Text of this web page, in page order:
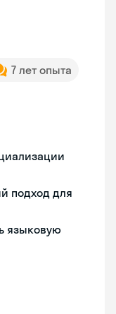
7 лет опыта
подход для
языковую